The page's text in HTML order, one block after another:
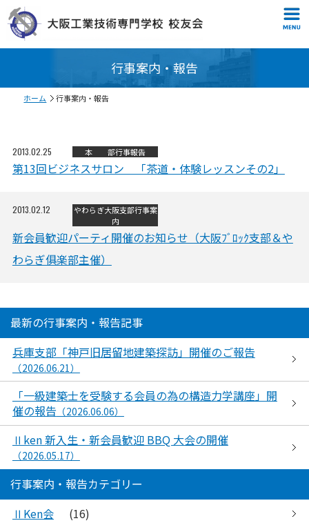
行事案内・報告
ホーム 行事案内・報告
2013.02.25 本 部行事報告
第13回ビジネスサロン 「茶道・体験レッスンその2」
2013.02.12 やわらぎ大阪支部行事案
内
新会員歓迎パーティ開催のお知らせ（大阪ﾌﾞﾛｯｸ支部＆や
わらぎ俱楽部主催）
最新の行事案内・報告記事
兵庫支部「神戸旧居留地建築探訪」開催のご報告
（2026.06.21）
「一級建築士を受験する会員の為の構造力学講座」開
催の報告 （2026.06.06）
Ⅱken 新入生・新会員歓迎 BBQ 大会の開催
（2026.05.17）
行事案内・報告カテゴリー
ⅡKen会
(16)